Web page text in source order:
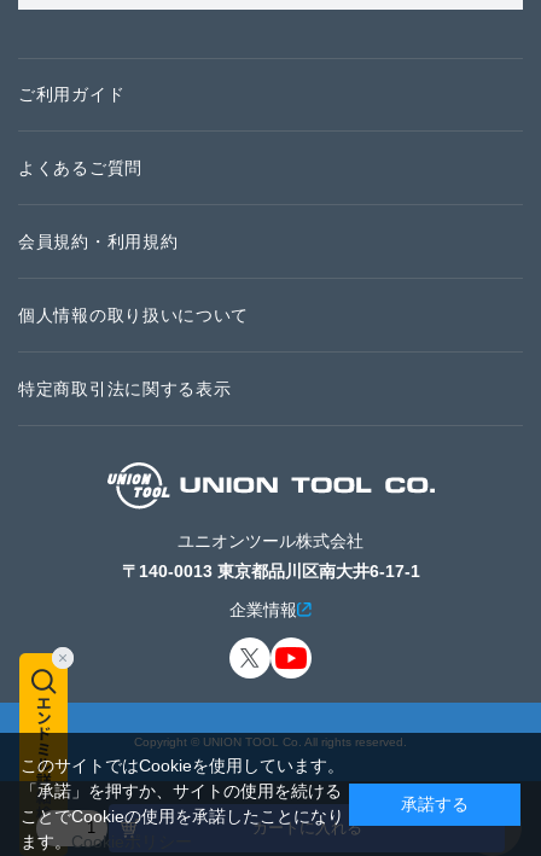
ご利用ガイド
よくあるご質問
会員規約・利用規約
個人情報の取り扱いについて
特定商取引法に関する表示
ユニオンツール株式会社
〒140-0013 東京都品川区南大井6-17-1
企業情報
Copyright © UNION TOOL Co. All rights reserved.
このサイトではCookieを使用しています。
「承諾」を押すか、サイトの使用を続ける
ことでCookieの使用を承諾したことになり
ます。Cookieポリシー
承諾する
カートに入れる